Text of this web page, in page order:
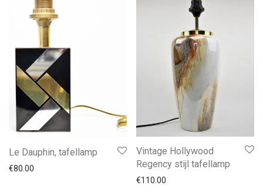
Le Dauphin, tafellamp
€80.00
Vintage Hollywood
Regency stijl tafellamp
€110.00